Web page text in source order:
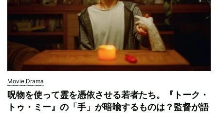
Movie,Drama
呪物を使って霊を憑依させる若者たち。『トーク・
トゥ・ミー』の「手」が暗喩するものは？監督が語